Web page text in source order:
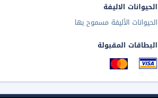
الحيوانات الاليفة
الحيوانات الأليفة مسموح بها
البطاقات المقبولة